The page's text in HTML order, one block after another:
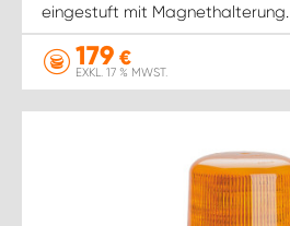
eingestuft mit Magnethalterung.
179 €
EXKL. 17 % MWST.